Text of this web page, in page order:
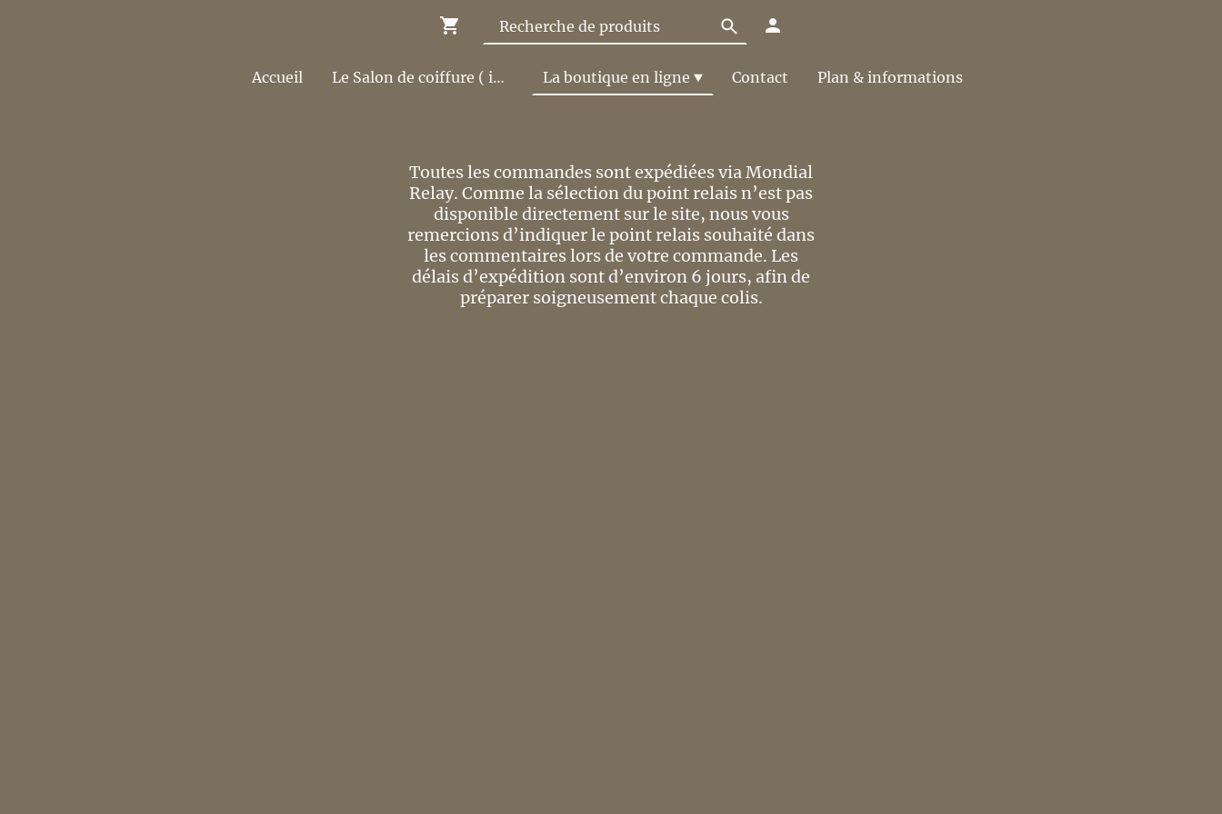
Accueil Le Salon de coiffure ( infos et tarifs ) La boutique en ligne Contact Plan & informations
Toutes les commandes sont expédiées via Mondial
Relay. Comme la sélection du point relais n’est pas
disponible directement sur le site, nous vous
remercions d’indiquer le point relais souhaité dans
les commentaires lors de votre commande. Les
délais d’expédition sont d’environ 6 jours, afin de
préparer soigneusement chaque colis.